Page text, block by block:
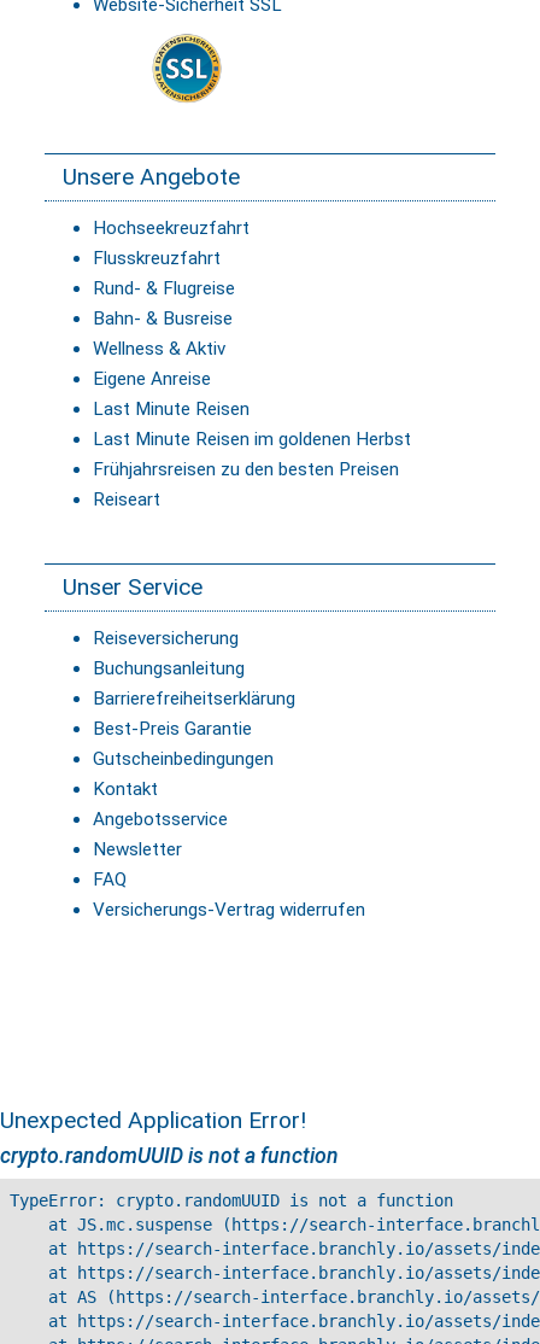
Website-Sicherheit SSL
Unsere Angebote
Hochseekreuzfahrt
Flusskreuzfahrt
Rund- & Flugreise
Bahn- & Busreise
Wellness & Aktiv
Eigene Anreise
Last Minute Reisen
Last Minute Reisen im goldenen Herbst
Frühjahrsreisen zu den besten Preisen
Reiseart
Unser Service
Reiseversicherung
Buchungsanleitung
Barrierefreiheitserklärung
Best-Preis Garantie
Gutscheinbedingungen
Kontakt
Angebotsservice
Newsletter
FAQ
Versicherungs-Vertrag widerrufen
Unexpected Application Error!
crypto.randomUUID is not a function
TypeError: crypto.randomUUID is not a function
at JS.mc.suspense (https://search-
at https://search-interface.branchly.io/assets/
at https://search-interface.branchly.io/assets/
at AS (https://search-interface.branchly.io/
at https://search-interface.branchly.io/assets/